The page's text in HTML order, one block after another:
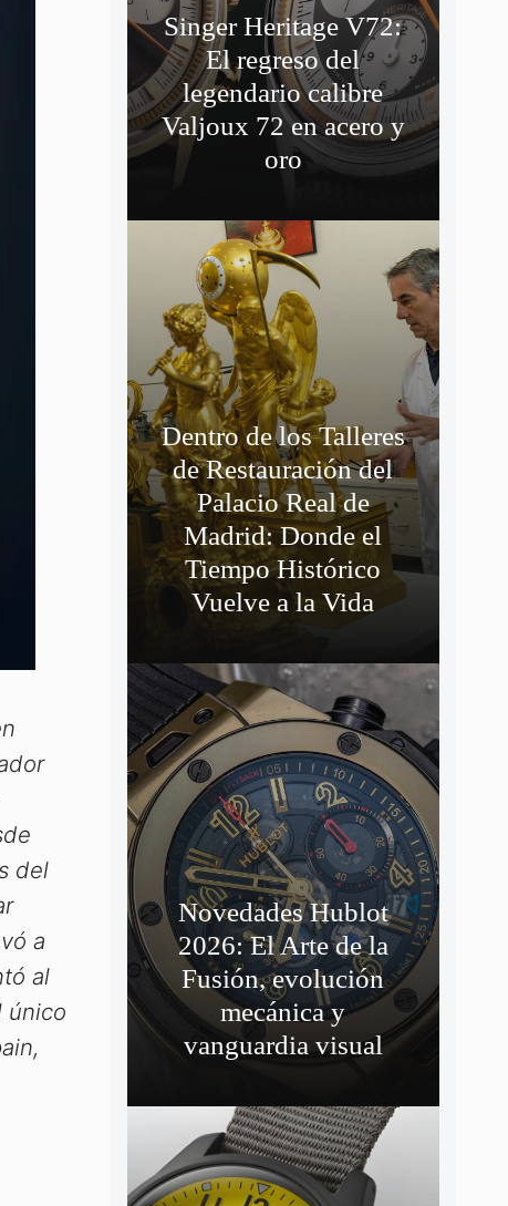
del
a
al
único
Singer Heritage V72:
El regreso del
legendario calibre
Valjoux 72 en acero y
oro
Dentro de los Talleres
de Restauración del
Palacio Real de
Madrid: Donde el
Tiempo Histórico
Vuelve a la Vida
Novedades Hublot
2026: El Arte de la
Fusión, evolución
mecánica y
vanguardia visual